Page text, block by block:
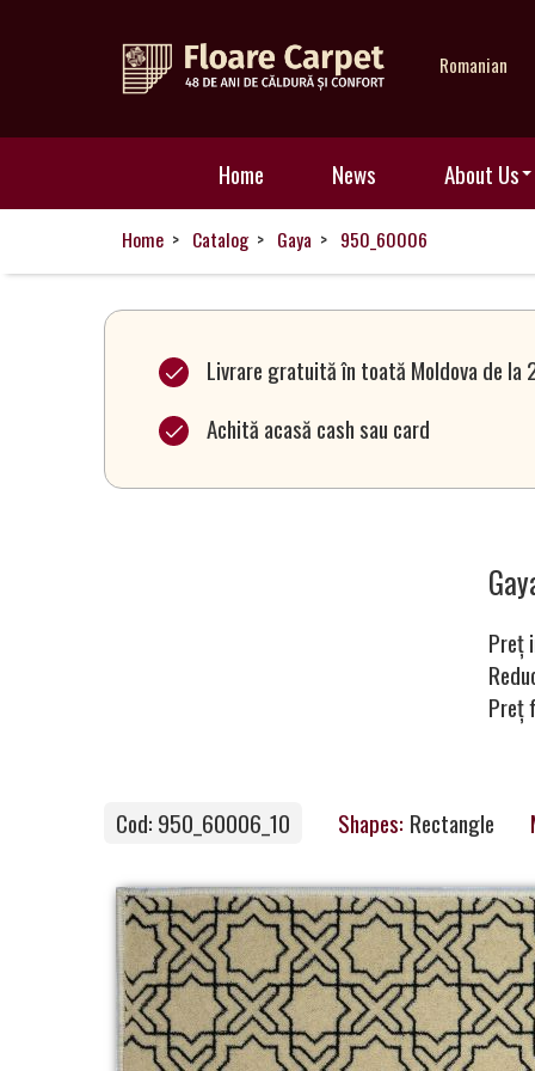
Romanian
Home News About Us
Home
Become
Partner
Home Catalog Gaya 950_60006
Livrare gratuită în toată Moldova de la
Achită acasă cash sau card
Preț
Preț
Cod: 950_60006_10 Shapes: Rectangle